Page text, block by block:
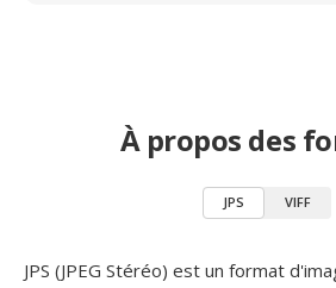
À propos des
JPS VIFF
JPS (JPEG Stéréo) est un format